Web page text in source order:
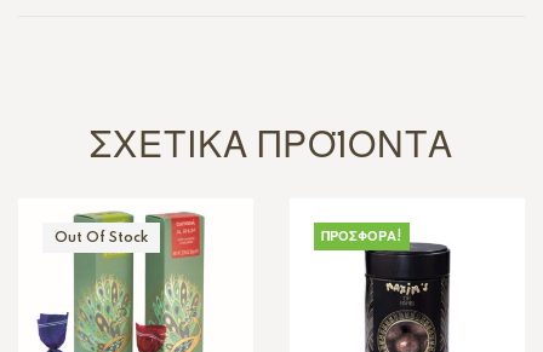
ΣΧΕΤΙΚΆ ΠΡΟΪΌΝΤΑ
Out Of Stock ΠΡΟΣΦΟΡΆ!